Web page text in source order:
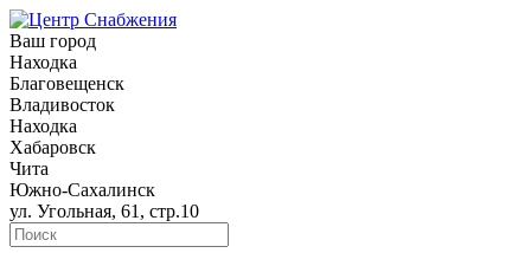
Ваш город
Находка
Благовещенск
Владивосток
Находка
Хабаровск
Чита
Южно-Сахалинск
ул. Угольная, 61, стр.10